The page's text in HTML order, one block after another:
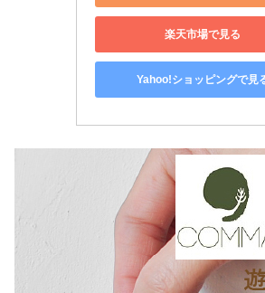
楽天市場で見る
Yahoo!ショッピングで見